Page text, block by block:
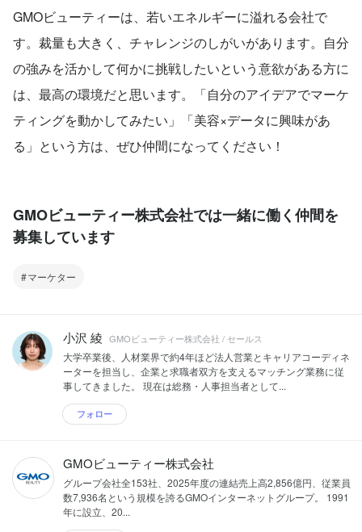
GMOビューティーは、若いエネルギーに溢れる会社で
す。裁量も大きく、チャレンジのしがいがあります。自分
の強みを活かして何かに挑戦したいという意欲がある方に
は、最高の環境だと思います。「自分のアイデアでマーケ
ティングを動かしてみたい」「美容×データに興味があ
る」という方は、ぜひ仲間になってください！
GMOビューティー株式会社では一緒に働く仲間を
募集しています
マーケター
小沢 綾 GMOビューティー株式会社 / セールス
大学卒業後、人材業界で約4年ほど法人営業とキャリアコーディネ
ーターを担当し、企業と求職者双方を支えるマッチング業務に従
事してきました。 現在は総務・人事担当者として...
フォロー
GMOビューティー株式会社
グループ会社全153社、2025年度の連結売上高2,856億円、従業員
数7,936名という規模を誇るGMOインターネットグループ。 1991
年に設立、20...